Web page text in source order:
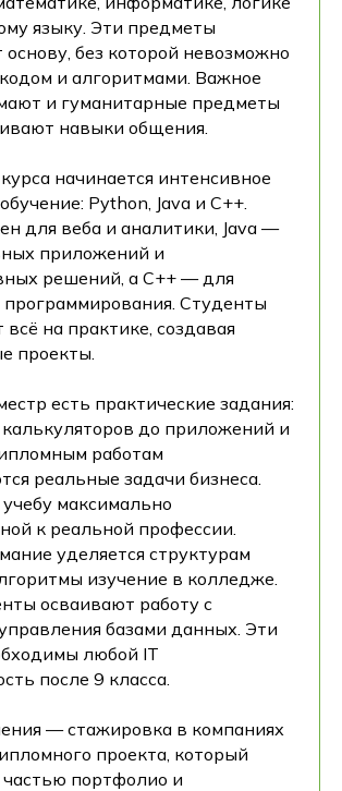
языку. Эти предметы
без которой невозможно
и алгоритмами. Важное
и гуманитарные предметы
навыки общения.
начинается интенсивное
Python, Java и C++.
для веба и аналитики, Java —
приложений и
решений, а C++ — для
программирования. Студенты
на практике, создавая
проекты.
есть практические задания:
до приложений и
работам
реальные задачи бизнеса.
максимально
к реальной профессии.
уделяется структурам
изучение в колледже.
осваивают работу с
базами данных. Эти
любой IT
после 9 класса.
— стажировка в компаниях
проекта, который
частью портфолио и